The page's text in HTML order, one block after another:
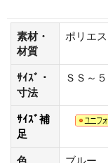
素材・
材質
ポリエ
ｻｲｽﾞ・
寸法
ＳＳ～５
ｻｲｽﾞ補
足
色 ブルー